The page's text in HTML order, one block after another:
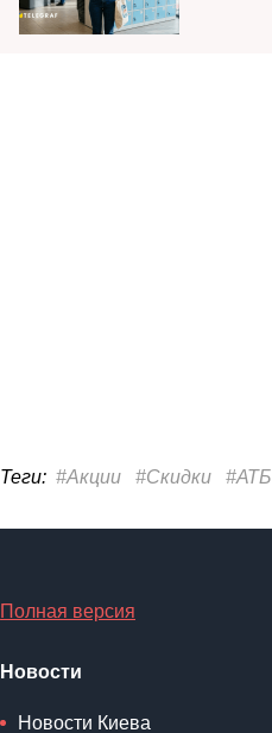
Теги: #Акции #Скидки #АТБ
Полная версия
Новости
Новости Киева